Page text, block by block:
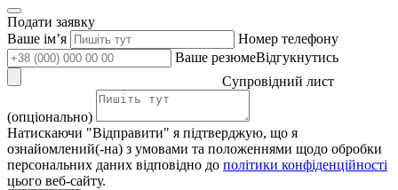
Подати заявку
Ваше імʼя
Номер телефону
Ваше резюмеВідгукнутись
Супровідний лист
(опціонально)
Натискаючи "Відправити" я підтверджую, що я
ознайомлений(-на) з умовами та положеннями щодо обробки
персональних даних відповідно до політики конфіденційності
цього веб-сайту.